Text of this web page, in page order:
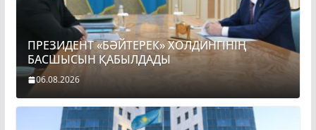
ПРЕЗИДЕНТ «БӘЙТЕРЕК» ХОЛДИНГІНІҢ
БАСШЫСЫН ҚАБЫЛДАДЫ
06.08.2026